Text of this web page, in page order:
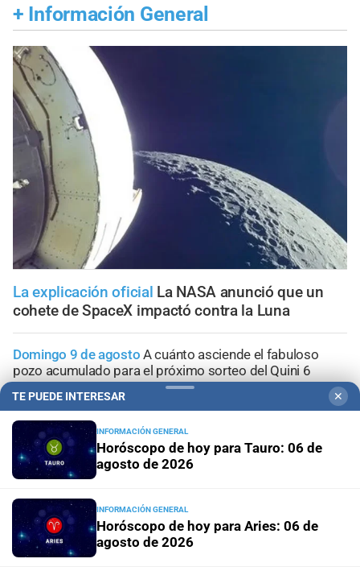
+ Información General
La explicación oficial La NASA anunció que un
cohete de SpaceX impactó contra la Luna
Domingo 9 de agosto A cuánto asciende el fabuloso
pozo acumulado para el próximo sorteo del Quini 6
Sorteo del miércoles 5 de agostoDe dónde es el
apostador que se llevó la increíble suma de más de $405
millones en el Quini 6
números favorecidos
Ciudad de Santa FeTransformar la educación para
TE PUEDE INTERESAR ✕
INFORMACIÓN GENERAL
Horóscopo de hoy para Tauro: 06 de
agosto de 2026
INFORMACIÓN GENERAL
Horóscopo de hoy para Aries: 06 de
agosto de 2026